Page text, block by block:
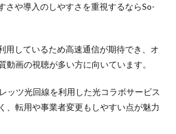
さや導入のしやすさを重視するならSo-
用しているため高速通信が期待でき、オ
動画の視聴が多い方に向いています。
ッツ光回線を利用した光コラボサービス
、転用や事業者変更もしやすい点が魅力